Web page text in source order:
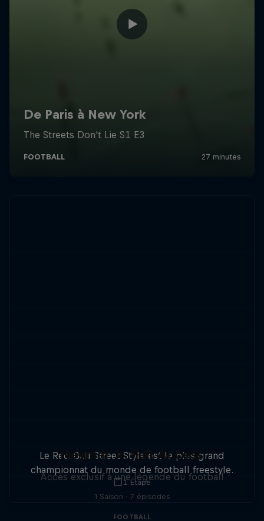
Le Red Bull Street Style est le plus grand
championnat du monde de football freestyle.
1 Étape
Neymar Jr. Full Access
Accès exclusif à une légende du football
1 Saison · 7 épisodes
FOOTBALL